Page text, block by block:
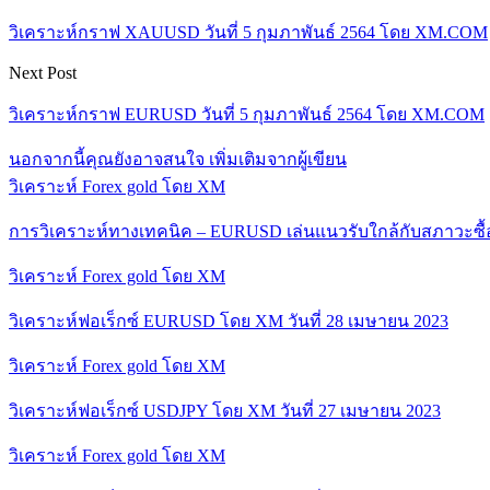
วิเคราะห์กราฟ XAUUSD วันที่ 5 กุมภาพันธ์ 2564 โดย XM.COM
Next Post
วิเคราะห์กราฟ EURUSD วันที่ 5 กุมภาพันธ์ 2564 โดย XM.COM
นอกจากนี้คุณยังอาจสนใจ เพิ่มเติมจากผู้เขียน
วิเคราะห์ Forex gold โดย XM
การวิเคราะห์ทางเทคนิค – EURUSD เล่นแนวรับใกล้กับสภาวะซื้
วิเคราะห์ Forex gold โดย XM
วิเคราะห์ฟอเร็กซ์ EURUSD โดย XM วันที่ 28 เมษายน 2023
วิเคราะห์ Forex gold โดย XM
วิเคราะห์ฟอเร็กซ์ USDJPY โดย XM วันที่ 27 เมษายน 2023
วิเคราะห์ Forex gold โดย XM